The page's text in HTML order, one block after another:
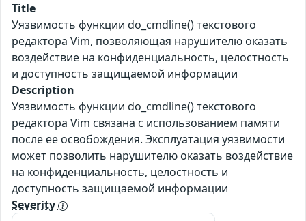
Title
Уязвимость функции do_cmdline() текстового
редактора Vim, позволяющая нарушителю оказать
воздействие на конфиденциальность, целостность
и доступность защищаемой информации
Description
Уязвимость функции do_cmdline() текстового
редактора Vim связана с использованием памяти
после ее освобождения. Эксплуатация уязвимости
может позволить нарушителю оказать воздействие
на конфиденциальность, целостность и
доступность защищаемой информации
Severity